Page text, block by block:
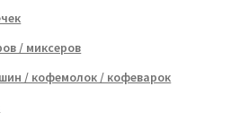
/ миксеров
/ кофемолок / кофеварок